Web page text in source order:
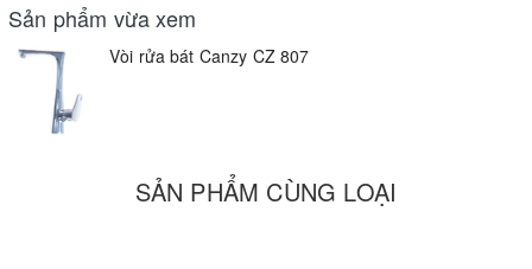
Sản phẩm vừa xem
Vòi rửa bát Canzy CZ 807
SẢN PHẨM CÙNG LOẠI